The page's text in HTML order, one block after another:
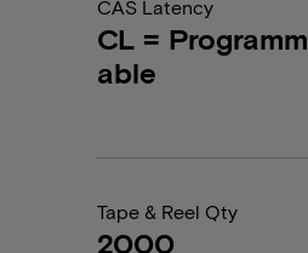
CAS Latency
CL = Programm
able
Tape & Reel Qty
2000